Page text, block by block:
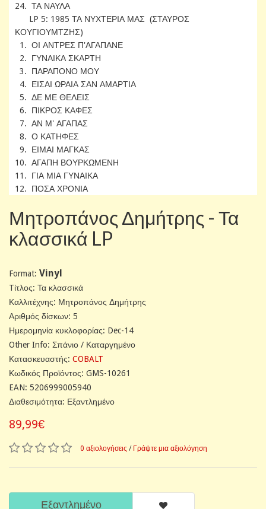
24. ΤΑ ΝΑΥΛΑ
LP 5: 1985 ΤΑ ΝΥΧΤΕΡΙΑ ΜΑΣ (ΣΤΑΥΡΟΣ
ΚΟΥΓΙΟΥΜΤΖΗΣ)
1. ΟΙ ΑΝΤΡΕΣ Π'ΑΓΑΠΑΝΕ
2. ΓΥΝΑΙΚΑ ΣΚΑΡΤΗ
3. ΠΑΡΑΠΟΝΟ ΜΟΥ
4. ΕΙΣΑΙ ΩΡΑΙΑ ΣΑΝ ΑΜΑΡΤΙΑ
5. ΔΕ ΜΕ ΘΕΛΕΙΣ
6. ΠΙΚΡΟΣ ΚΑΦΕΣ
7. ΑΝ Μ' ΑΓΑΠΑΣ
8. Ο ΚΑΤΗΦΕΣ
9. ΕΙΜΑΙ ΜΑΓΚΑΣ
10. ΑΓΑΠΗ ΒΟΥΡΚΩΜΕΝΗ
11. ΓΙΑ ΜΙΑ ΓΥΝΑΙΚΑ
12. ΠΟΣΑ ΧΡΟΝΙΑ
Μητροπάνος Δημήτρης - Τα
κλασσικά LP
Format: Vinyl
Tίτλος: Τα κλασσικά
Καλλιτέχνης: Μητροπάνος Δημήτρης
Αριθμός δίσκων: 5
Ημερομηνία κυκλοφορίας: Dec-14
Other Info: Σπάνιο / Καταργημένο
Κατασκευαστής: COBALT
Κωδικός Προϊόντος: GMS-10261
EAN: 5206999005940
Διαθεσιμότητα: Εξαντλημένο
89,99€
0 αξιολογήσεις / Γράψτε μια αξιολόγηση
Εξαντλημένο